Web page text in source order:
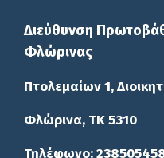
Διεύθυνση
Φλώρινας
Πτολεμαίων 1,
Φλώρινα, ΤΚ 5310
Τηλέφωνο: